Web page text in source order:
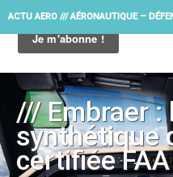
ACTU AERO /// AÉRONAUTIQUE –
/// Embraer :
synthétique
certifiée